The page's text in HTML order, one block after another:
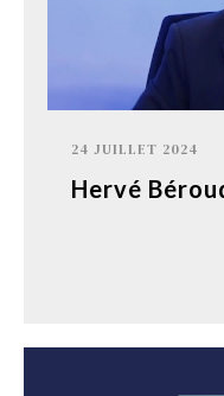
24 JUILLET 2024
Hervé